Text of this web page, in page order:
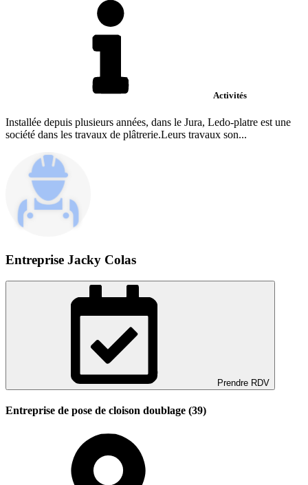
Activités
Installée depuis plusieurs années, dans le Jura, Ledo-platre est une
société dans les travaux de plâtrerie.Leurs travaux son...
Entreprise Jacky Colas
Prendre RDV
Entreprise de pose de cloison doublage (39)